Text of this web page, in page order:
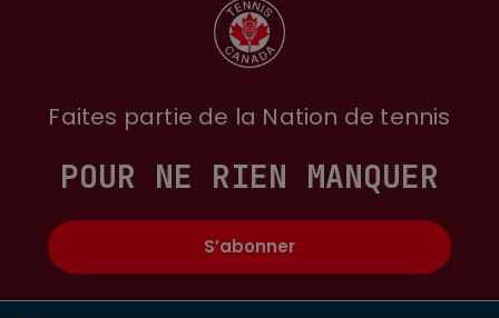
Faites partie de la Nation de tennis
POUR NE RIEN MANQUER
S’abonner